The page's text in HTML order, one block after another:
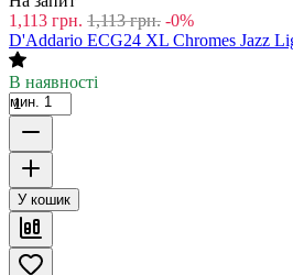
1,113 грн. 1,113 грн. -0%
D'Addario ECG24 XL Chromes Jazz
В наявності
мин. 1
У кошик